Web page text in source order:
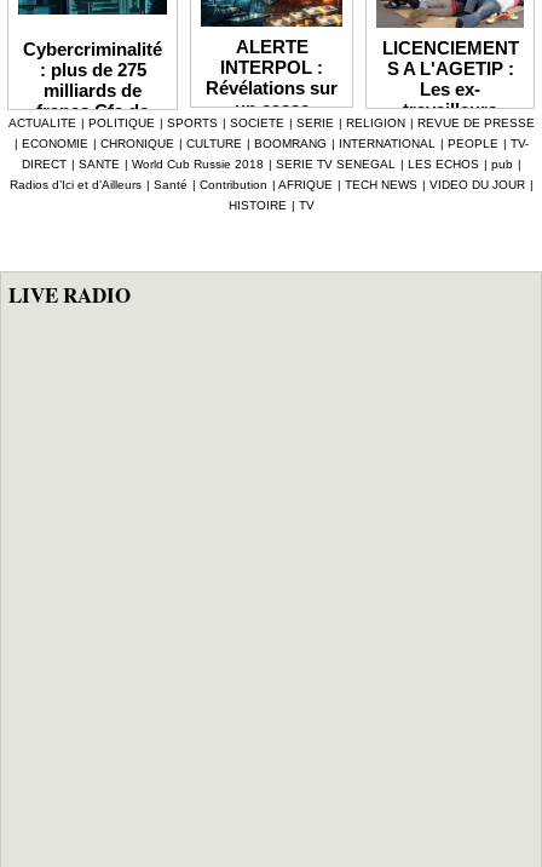
Cybercriminalité
: plus de 275
milliards de
francs Cfa de
pertes
enregistrées en
Afrique depuis
2024 (Interpol)
ALERTE
INTERPOL :
Révélations sur
un casse
numérique à 4,7
milliards F Cfa
ciblant le
secteur pétrolier
au Sénégal
LICENCIEMENT
S A L'AGETIP :
Les ex-
travailleurs
dénoncent une
gestion
«népotique» et
interpellent le
ACTUALITE | POLITIQUE | SPORTS | SOCIETE | SERIE | RELIGION | REVUE DE PRESSE
| ECONOMIE | CHRONIQUE | CULTURE | BOOMRANG | INTERNATIONAL | PEOPLE | TV-
DIRECT | SANTE | World Cub Russie 2018 | SERIE TV SENEGAL | LES ECHOS | pub |
Radios d’Ici et d’Ailleurs | Santé | Contribution | AFRIQUE | TECH NEWS | VIDEO DU JOUR |
HISTOIRE | TV
LIVE RADIO